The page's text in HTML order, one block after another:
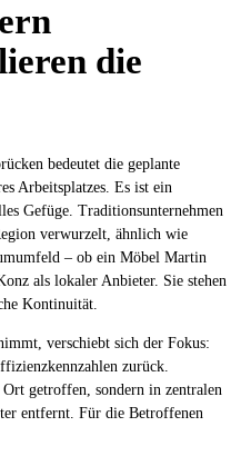
die
bedeutet die geplante
Arbeitsplatzes. Es ist ein
Gefüge. Traditionsunternehmen
verwurzelt, ähnlich wie
– ob ein Möbel Martin
als lokaler Anbieter. Sie stehen
Kontinuität.
verschiebt sich der Fokus:
zurück.
getroffen, sondern in zentralen
entfernt. Für die Betroffenen